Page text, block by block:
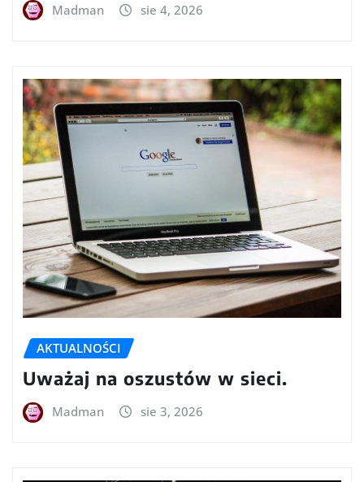
Madman sie 4, 2026
AKTUALNOŚCI
Uważaj na oszustów w sieci.
Madman sie 3, 2026